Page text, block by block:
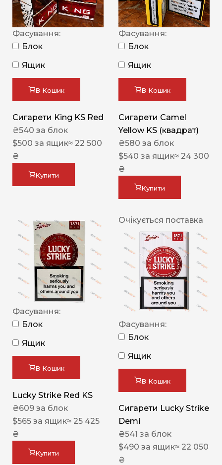
Фасування:
Блок
Ящик
В Кошик
Сигарети King KS Red
₴540 за блок
$500 за ящик≈ 22 500
₴
Купити
Фасування:
Блок
Ящик
В Кошик
Сигарети Camel
Yellow KS (квадрат)
₴580 за блок
$540 за ящик≈ 24 300
₴
Купити
Фасування:
Блок
Ящик
В Кошик
Lucky Strike Red KS
₴609 за блок
$565 за ящик≈ 25 425
₴
Купити
Очікується поставка
Фасування:
Блок
Ящик
В Кошик
Сигарети Lucky Strike
Demi
₴541 за блок
$490 за ящик≈ 22 050
₴